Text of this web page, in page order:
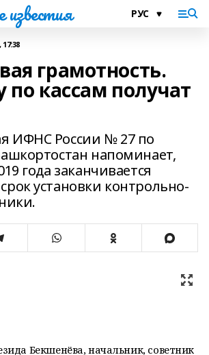
известия
грамотность.
по кассам получат
ИФНС России № 27 по
напоминает,
года заканчивается
установки контрольно-
Бекшенёва, начальник, советник